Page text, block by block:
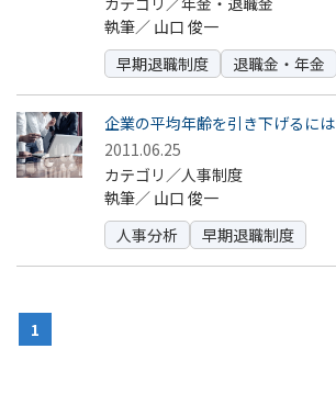
執筆／ 山口 俊一
早期退職制度
退職金・年金
企業の平均年齢を引き下げるには
2011.06.25
カテゴリ／人事制度
執筆／ 山口 俊一
人事分析
早期退職制度
1